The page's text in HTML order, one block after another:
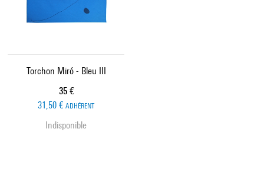
Torchon Miró - Bleu III
Prix ​​actuel
35 €
31,50 € ADHÉRENT
Indisponible